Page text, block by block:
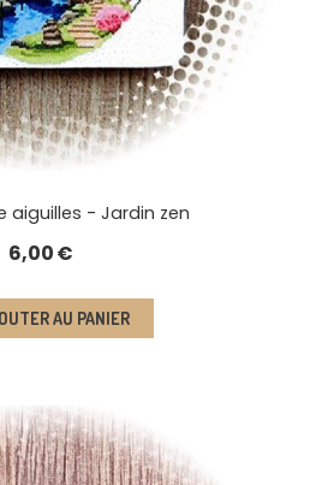
aiguilles - Jardin zen
6,00€
AU PANIER